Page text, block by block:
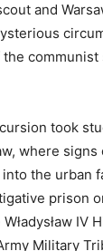
and
communist
took
where signs
the urban
prison
IV
Military